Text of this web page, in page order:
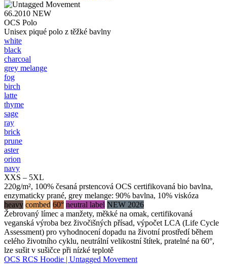
66.2010 NEW
OCS Polo
Unisex piqué polo z těžké bavlny
white
black
charcoal
grey melange
fog
birch
latte
thyme
sage
ray
brick
prune
aster
orion
navy
XXS – 5XL
220g/m², 100% česaná prstencová OCS certifikovaná bio bavlna,
enzymaticky prané, grey melange: 90% bavlna, 10% viskóza
heavy combed 60° neutral label NEW 2026
Žebrovaný límec a manžety, měkké na omak, certifikovaná
veganská výroba bez živočišných přísad, výpočet LCA (Life Cycle
Assessment) pro vyhodnocení dopadu na životní prostředí během
celého životního cyklu, neutrální velikostní štítek, pratelné na 60°,
lze sušit v sušičce při nízké teplotě
OCS RCS Hoodie | Untagged Movement